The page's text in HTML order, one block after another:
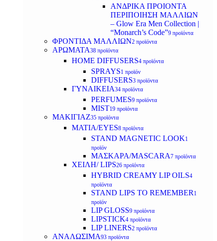
ΑΝΔΡΙΚΑ ΠΡΟΙΟΝΤΑ
ΠΕΡΙΠΟΙΗΣΗ ΜΑΛΛΙΩΝ
– Glow Era Men Collection |
“Monarch’s Code”9 προϊόντα
ΦΡΟΝΤΙΔΑ ΜΑΛΛΙΩΝ2 προϊόντα
ΑΡΩΜΑΤΑ38 προϊόντα
HOME DIFFUSERS4 προϊόντα
SPRAYS1 προϊόν
DIFFUSERS3 προϊόντα
ΓΥΝΑΙΚΕΙΑ34 προϊόντα
PERFUMES9 προϊόντα
MIST19 προϊόντα
ΜΑΚΙΓΙΑΖ35 προϊόντα
ΜΑΤΙΑ/EYES8 προϊόντα
STAND MAGNETIC LOOK1
προϊόν
ΜΑΣΚΑΡΑ/MASCARA7 προϊόντα
ΧΕΙΛΗ/ LIPS26 προϊόντα
HYBRID CREAMY LIP OILS4
προϊόντα
STAND LIPS TO REMEMBER 1
προϊόν
LIP GLOSS9 προϊόντα
LIPSTICK4 προϊόντα
LIP LINERS2 προϊόντα
ΑΝΑΛΩΣΙΜΑ93 προϊόντα